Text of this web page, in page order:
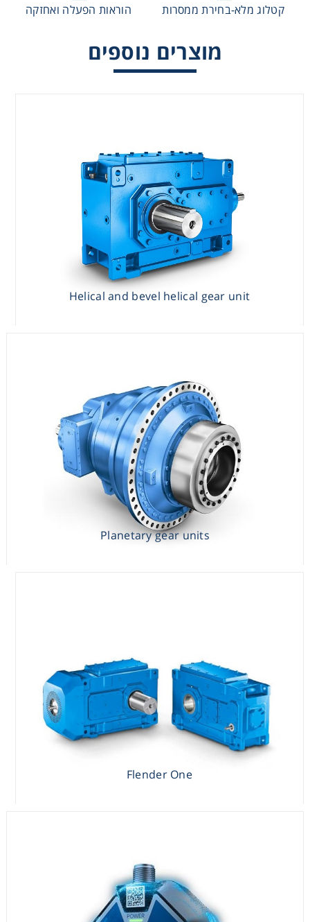
קטלוג מלא-בחירת ממסרות הוראות הפעלה ואחזקה
מוצרים נוספים
Helical and bevel helical gear unit
Planetary gear units
Flender One
Planetary gear units
Flender One